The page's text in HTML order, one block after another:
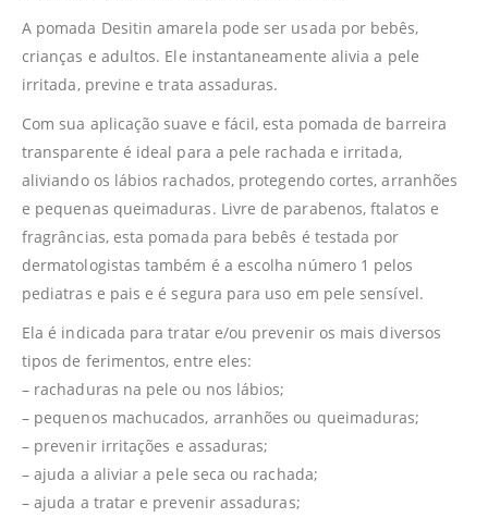
A pomada Desitin amarela pode ser usada por bebês,
crianças e adultos. Ele instantaneamente alivia a pele
irritada, previne e trata assaduras.
Com sua aplicação suave e fácil, esta pomada de barreira
transparente é ideal para a pele rachada e irritada,
aliviando os lábios rachados, protegendo cortes, arranhões
e pequenas queimaduras. Livre de parabenos, ftalatos e
fragrâncias, esta pomada para bebês é testada por
dermatologistas também é a escolha número 1 pelos
pediatras e pais e é segura para uso em pele sensível.
Ela é indicada para tratar e/ou prevenir os mais diversos
tipos de ferimentos, entre eles:
– rachaduras na pele ou nos lábios;
– pequenos machucados, arranhões ou queimaduras;
– prevenir irritações e assaduras;
– ajuda a aliviar a pele seca ou rachada;
– ajuda a tratar e prevenir assaduras;